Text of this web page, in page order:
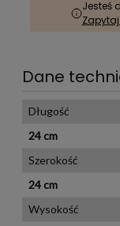
Jesteś
Zapytaj
Dane
Długość
24 cm
Szerokość
24 cm
Wysokość